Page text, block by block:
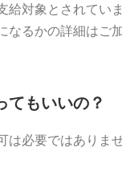
給対象とされてい
なるかの詳細はご
もいいの？
は必要ではありま